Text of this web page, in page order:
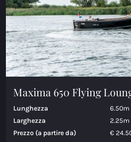
Maxima 650 Flying
Lunghezza
6.50m
Larghezza
2.25m
Prezzo (a partire da)
€